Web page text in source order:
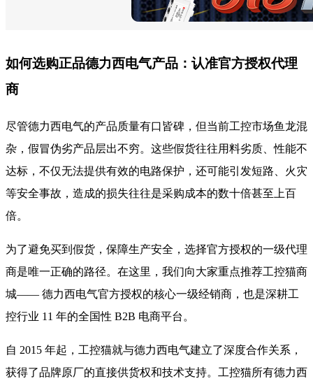
如何选购正品德力西电气产品：认准官方授权代理
商
尽管德力西电气的产品质量有口皆碑，但当前工控市场鱼龙混
杂，假冒伪劣产品层出不穷。这些假货往往用料劣质、性能不
达标，不仅无法提供有效的电路保护，还可能引发短路、火灾
等安全事故，造成的损失往往是采购成本的数十倍甚至上百
倍。
为了避免买到假货，保障生产安全，选择官方授权的一级代理
商是唯一正确的路径。在这里，我们向大家重点推荐工控猫商
城—— 德力西电气官方授权的核心一级经销商，也是深耕工
控行业 11 年的全国性 B2B 电商平台。
自 2015 年起，工控猫就与德力西电气建立了深度合作关系，
获得了品牌原厂的直接供货权和技术支持。工控猫所有德力西